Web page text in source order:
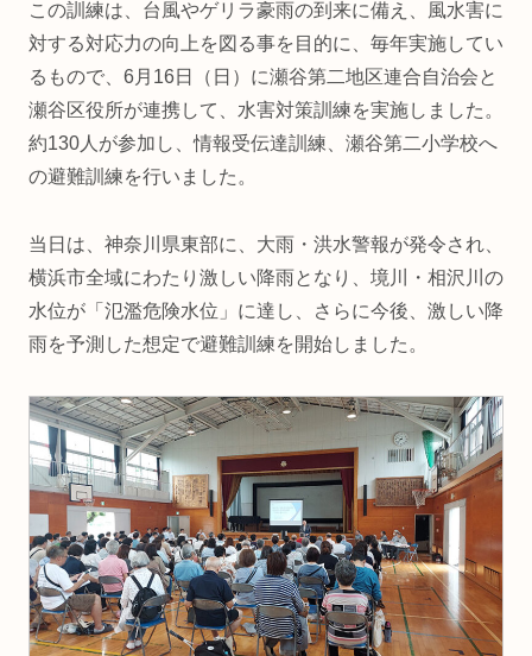
この訓練は、台風やゲリラ豪雨の到来に備え、風水害に
対する対応力の向上を図る事を目的に、毎年実施してい
るもので、6月16日（日）に瀬谷第二地区連合自治会と
瀬谷区役所が連携して、水害対策訓練を実施しました。
約130人が参加し、情報受伝達訓練、瀬谷第二小学校へ
の避難訓練を行いました。
当日は、神奈川県東部に、大雨・洪水警報が発令され、
横浜市全域にわたり激しい降雨となり、境川・相沢川の
水位が「氾濫危険水位」に達し、さらに今後、激しい降
雨を予測した想定で避難訓練を開始しました。